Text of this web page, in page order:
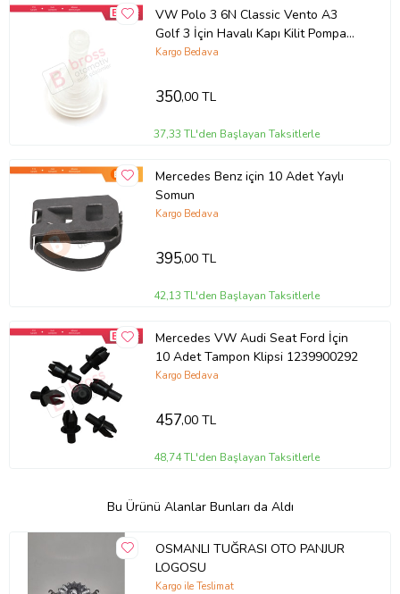
VW Polo 3 6N Classic Vento A3
Golf 3 İçin Havalı Kapı Kilit Pompa
Vakum Valf Diyafram Körüğü
Kargo Bedava
350,00 TL
37,33 TL'den Başlayan Taksitlerle
Mercedes Benz için 10 Adet Yaylı
Somun
Kargo Bedava
395,00 TL
42,13 TL'den Başlayan Taksitlerle
Mercedes VW Audi Seat Ford İçin
10 Adet Tampon Klipsi 1239900292
Kargo Bedava
457,00 TL
48,74 TL'den Başlayan Taksitlerle
Bu Ürünü Alanlar Bunları da Aldı
OSMANLI TUĞRASI OTO PANJUR
LOGOSU
Kargo ile Teslimat